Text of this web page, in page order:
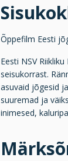
Õppefilm Eesti
Eesti NSV
seisukorrast.
asuvaid jõgesid
suuremad ja
inimesed,